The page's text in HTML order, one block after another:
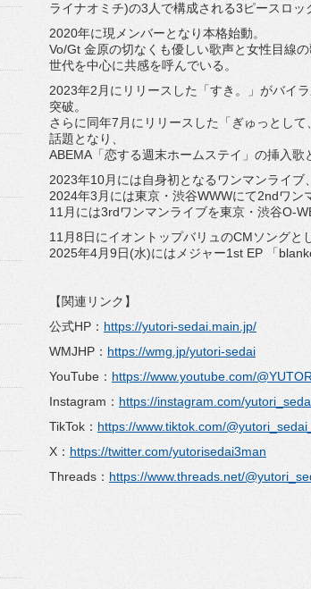
ライナオミチ)の3人で構成される3ピースロッ
2020年に現メンバーとなり本格始動。
Vo/Gt 金原の切なくも優しい歌声と女性目線
世代を中心に共感を呼んでいる。
2023年2月にリリースした「すき。」がバイ
突破。
さらに同年7月にリリースした「ぎゅっとし
話題となり、
ABEMA「恋する️週末ホームステイ」の挿入歌
2023年10月には自身初となるワンマンライブ
2024年3月には東京・渋谷WWWにて2ndワン
11月には3rdワンマンライブを東京・渋谷O-
11月8日にイオントップバリュのCMソングと
2025年4月9日(水)にはメジャー1st EP 「
【関連リンク】
公式HP： https://yutori-sedai.main.jp/
WMJHP： https://wmg.jp/yutori-sedai
YouTube： https://www.youtube.com/
Instagram： https://instagram.com/
TikTok： https://www.tiktok.com/
X： https://twitter.com/yutorisedai3man
Threads： https://www.threads.net/